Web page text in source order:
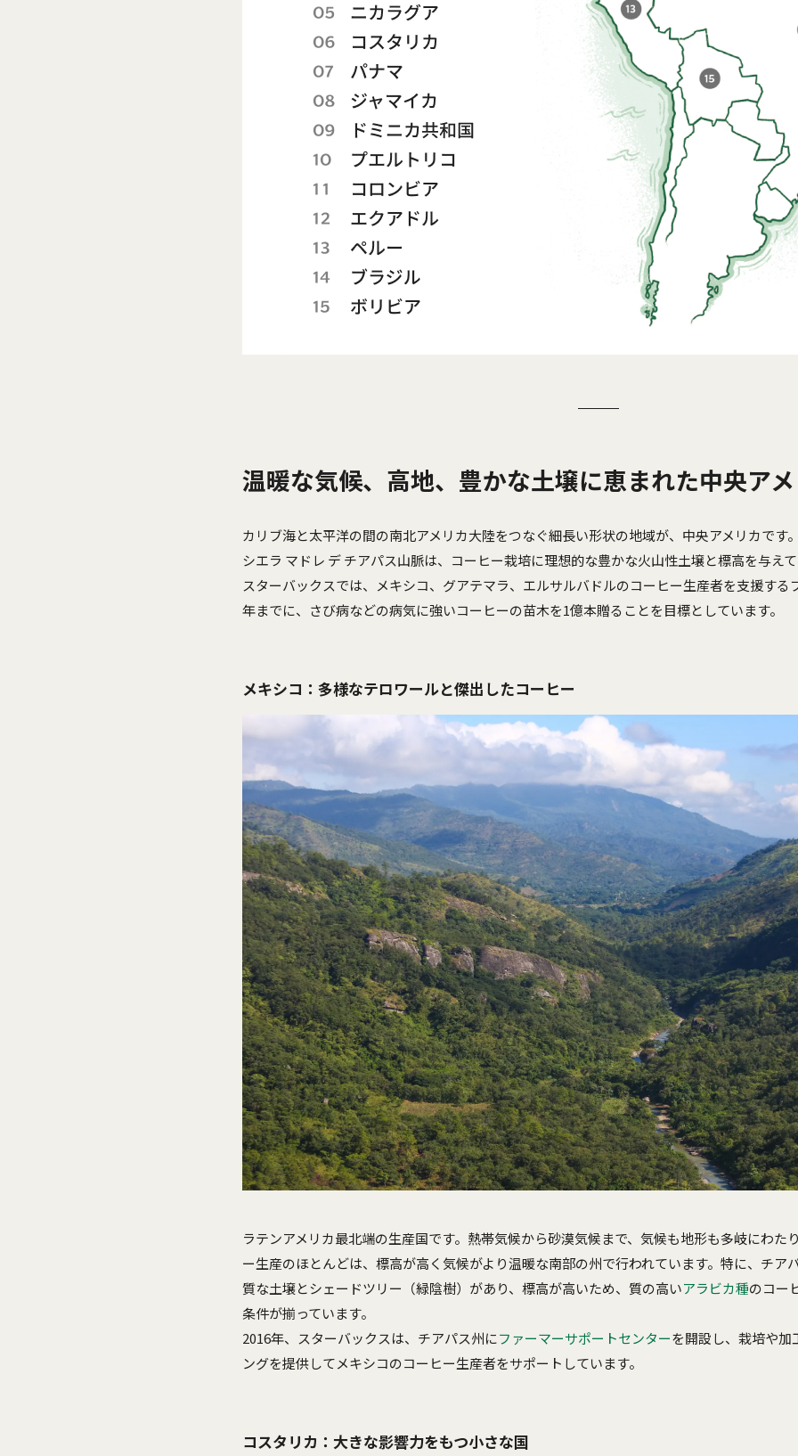
温暖な気候、高地、豊かな土壌に恵まれた中央ア
カリブ海と太平洋の間の南北アメリカ大陸をつなぐ細長い形状の地域が、中央アメリカです
シエラ マドレ デ チアパス山脈は、コーヒー栽培に理想的な豊かな火山性土壌と標高を与えて
スターバックスでは、メキシコ、グアテマラ、エルサルバドルのコーヒー生産者を支援する
年までに、さび病などの病気に強いコーヒーの苗木を1億本贈ることを目標としています。
メキシコ：多様なテロワールと傑出したコーヒー
ラテンアメリカ最北端の生産国です。熱帯気候から砂漠気候まで、気候も地形も多岐にわた
ー生産のほとんどは、標高が高く気候がより温暖な南部の州で行われています。特に、チア
質な土壌とシェードツリー（緑陰樹）があり、標高が高いため、質の高いアラビカ種のコー
条件が揃っています。
2016年、スターバックスは、チアパス州にファーマーサポートセンターを開設し、栽培や加
ングを提供してメキシコのコーヒー生産者をサポートしています。
コスタリカ：大きな影響力をもつ小さな国